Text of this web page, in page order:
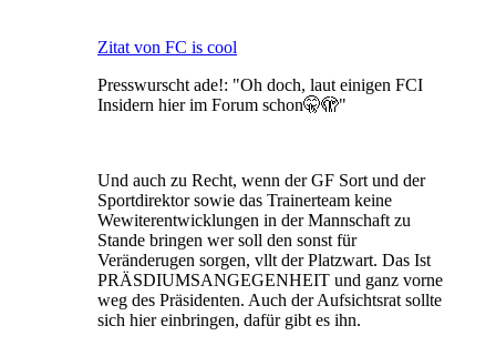
Zitat von FC is cool
Presswurscht ade!: "Oh doch, laut einigen FCI
Insidern hier im Forum schon🤫🫣"
Und auch zu Recht, wenn der GF Sort und der
Sportdirektor sowie das Trainerteam keine
Wewiterentwicklungen in der Mannschaft zu
Stande bringen wer soll den sonst für
Veränderugen sorgen, vllt der Platzwart. Das Ist
PRÄSDIUMSANGEGENHEIT und ganz vorne
weg des Präsidenten. Auch der Aufsichtsrat sollte
sich hier einbringen, dafür gibt es ihn.